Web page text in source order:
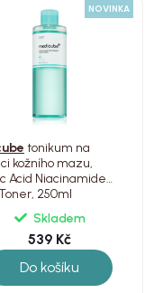
NOVINKA
tonikum na
kožního mazu,
Acid Niacinamide
250ml
Skladem
539 Kč
Do košíku